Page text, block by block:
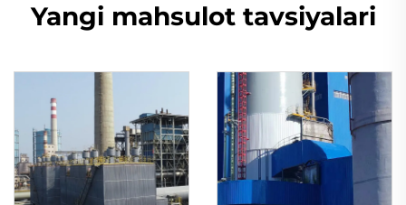
Yangi mahsulot tavsiyalari